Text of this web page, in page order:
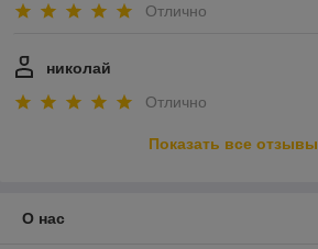
Отлично
николай
Отлично
Показать все отзывы
О нас